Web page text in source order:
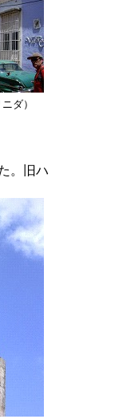
ダ）
。旧ハ